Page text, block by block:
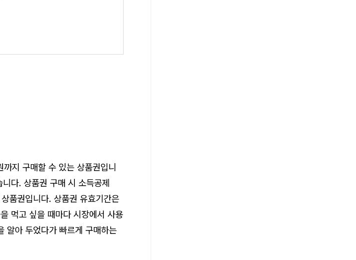
지 구매할 수 있는 상품권입니
다. 상품권 구매 시 소득공제
품권입니다. 상품권 유효기간은
먹고 싶을 때마다 시장에서 사용
알아 두었다가 빠르게 구매하는